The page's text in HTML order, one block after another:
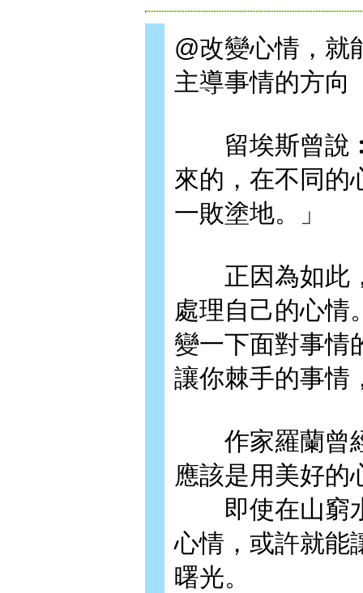
@改變心情，
主導事情的方向
留埃斯曾說︰
來的，在不同的
一敗塗地。」
正因為如此，
處理自己的心情
變一下面對事情
讓你棘手的事情
作家羅蘭曾經
應該是用美好的
即使在山窮水
心情，或許就能
曙光。